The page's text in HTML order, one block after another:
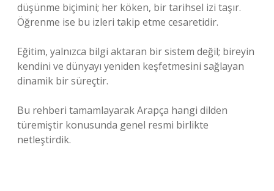
düşünme biçimini; her köken, bir tarihsel izi taşır.
Öğrenme ise bu izleri takip etme cesaretidir.
Eğitim, yalnızca bilgi aktaran bir sistem değil; bireyin
kendini ve dünyayı yeniden keşfetmesini sağlayan
dinamik bir süreçtir.
Bu rehberi tamamlayarak Arapça hangi dilden
türemiştir konusunda genel resmi birlikte
netleştirdik.